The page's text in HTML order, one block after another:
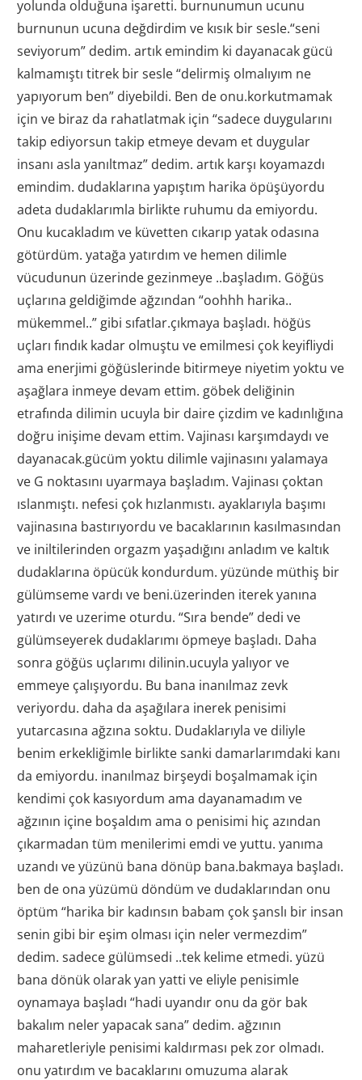
yolunda olduğuna işaretti. burnunumun ucunu
burnunun ucuna değdirdim ve kısık bir sesle.“seni
seviyorum” dedim. artık emindim ki dayanacak gücü
kalmamıştı titrek bir sesle “delirmiş olmalıyım ne
yapıyorum ben” diyebildi. Ben de onu.korkutmamak
için ve biraz da rahatlatmak için “sadece duygularını
takip ediyorsun takip etmeye devam et duygular
insanı asla yanıltmaz” dedim. artık karşı koyamazdı
emindim. dudaklarına yapıştım harika öpüşüyordu
adeta dudaklarımla birlikte ruhumu da emiyordu.
Onu kucakladım ve küvetten cıkarıp yatak odasına
götürdüm. yatağa yatırdım ve hemen dilimle
vücudunun üzerinde gezinmeye ..başladım. Göğüs
uçlarına geldiğimde ağzından “oohhh harika..
mükemmel..” gibi sıfatlar.çıkmaya başladı. höğüs
uçları fındık kadar olmuştu ve emilmesi çok keyifliydi
ama enerjimi göğüslerinde bitirmeye niyetim yoktu ve
aşağlara inmeye devam ettim. göbek deliğinin
etrafında dilimin ucuyla bir daire çizdim ve kadınlığına
doğru inişime devam ettim. Vajinası karşımdaydı ve
dayanacak.gücüm yoktu dilimle vajinasını yalamaya
ve G noktasını uyarmaya başladım. Vajinası çoktan
ıslanmıştı. nefesi çok hızlanmıstı. ayaklarıyla başımı
vajinasına bastırıyordu ve bacaklarının kasılmasından
ve iniltilerinden orgazm yaşadığını anladım ve kaltık
dudaklarına öpücük kondurdum. yüzünde müthiş bir
gülümseme vardı ve beni.üzerinden iterek yanına
yatırdı ve uzerime oturdu. “Sıra bende” dedi ve
gülümseyerek dudaklarımı öpmeye başladı. Daha
sonra göğüs uçlarımı dilinin.ucuyla yalıyor ve
emmeye çalışıyordu. Bu bana inanılmaz zevk
veriyordu. daha da aşağılara inerek penisimi
yutarcasına ağzına soktu. Dudaklarıyla ve diliyle
benim erkekliğimle birlikte sanki damarlarımdaki kanı
da emiyordu. inanılmaz birşeydi boşalmamak için
kendimi çok kasıyordum ama dayanamadım ve
ağzının içine boşaldım ama o penisimi hiç azından
çıkarmadan tüm menilerimi emdi ve yuttu. yanıma
uzandı ve yüzünü bana dönüp bana.bakmaya başladı.
ben de ona yüzümü döndüm ve dudaklarından onu
öptüm “harika bir kadınsın babam çok şanslı bir insan
senin gibi bir eşim olması için neler vermezdim”
dedim. sadece gülümsedi ..tek kelime etmedi. yüzü
bana dönük olarak yan yatti ve eliyle penisimle
oynamaya başladı “hadi uyandır onu da gör bak
bakalım neler yapacak sana” dedim. ağzının
maharetleriyle penisimi kaldırması pek zor olmadı.
onu yatırdım ve bacaklarını omuzuma alarak